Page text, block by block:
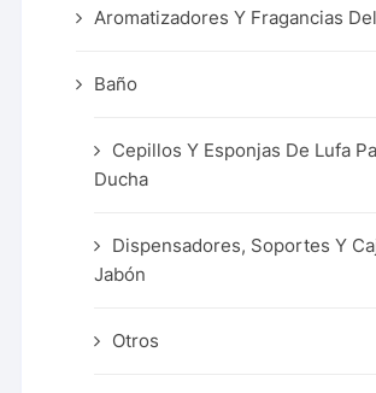
Aromatizadores Y Fragancias
Baño
Cepillos Y Esponjas De Lufa
Ducha
Dispensadores, Soportes Y
Jabón
Otros